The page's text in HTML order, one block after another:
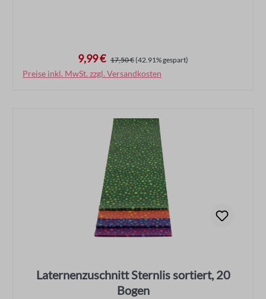
Verkaufspreis:9,99 € Regulärer Preis:
17,50 €(42.91% gespart)
Preise inkl. MwSt. zzgl. Versandkosten
In den Warenkorb
Laternenzuschnitt Sternlis sortiert, 20
Bogen